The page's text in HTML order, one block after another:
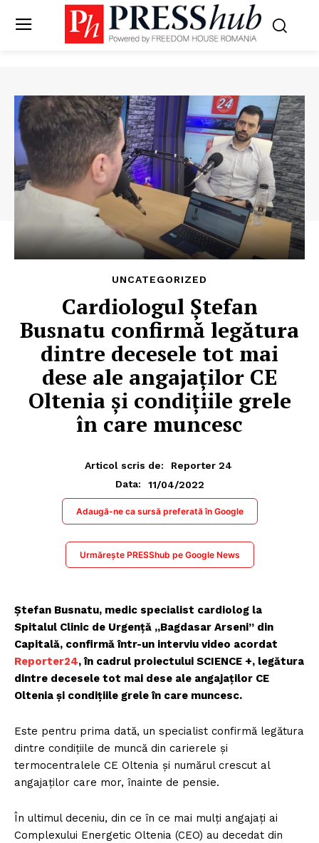
UNCATEGORIZED
Cardiologul Ștefan
Busnatu confirmă legătura
dintre decesele tot mai
dese ale angajaţilor CE
Oltenia şi condiţiile grele
în care muncesc
Articol scris de:
Reporter 24
Data:
11/04/2022
Adaugă-ne ca sursă preferată în Google
Urmărește PRESShub pe Google News
Ştefan Busnatu, medic specialist cardiolog la
Spitalul Clinic de Urgență „Bagdasar Arseni” din
Capitală, confirmă într-un interviu video acordat
Reporter24, în cadrul proiectului SCIENCE +, legătura
dintre decesele tot mai dese ale angajaţilor CE
Oltenia şi condiţiile grele în care muncesc.
Este pentru prima dată, un specialist confirmă legătura
dintre condiţiile de muncă din carierele şi
termocentralele CE Oltenia şi numărul crescut al
angajaţilor care mor, înainte de pensie.
În ultimul deceniu, din ce în ce mai mulți angajați ai
Complexului Energetic Oltenia (CEO) au decedat din